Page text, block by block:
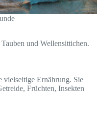
und Wellensittichen.
vielseitige Ernährung. Sie
Früchten, Insekten